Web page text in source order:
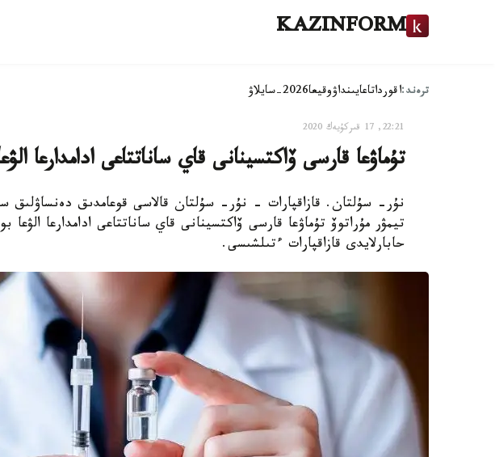
KAZINFORM
ترەند:اقورداتاعايىنداۋوقيعا2026-سايلاۋ
22:21, 17 قىركۇيەك 2020
تۇماۋعا قارسى ۆاكتسينانى قاي ساناتتاعى ادامدارعا
نۇر- سۇلتان. قازاقپارات - نۇر- سۇلتان قالاسى قوعامدىق دەنساۋلىق
تيمۋر مۇراتوۆ تۇماۋعا قارسى ۆاكتسينانى قاي ساناتتاعى ادامدارعا
حابارلايدى قازاقپارات ءتىلشىسى.